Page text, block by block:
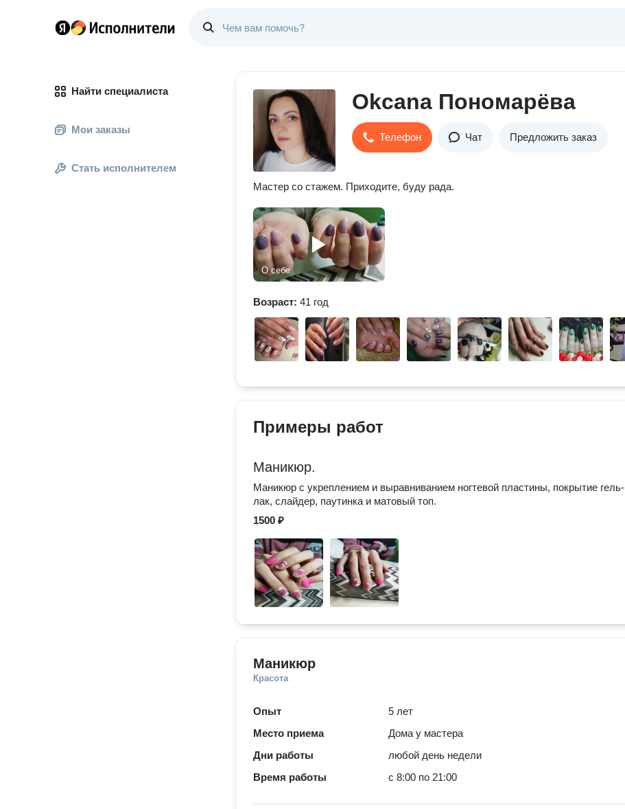
Найти специалиста
Мои заказы
Стать исполнителем
Okcana Пономарёва
Телефон Чат Предложить заказ
Мастер со стажем. Приходите, буду рада.
О себе
Возраст: 41 год
Примеры работ
Маникюр.
Маникюр с укреплением и выравниванием ногтевой пластины, покрытие гель-
лак, слайдер, паутинка и матовый топ.
1500 ₽
Маникюр
Красота
Опыт
5 лет
Место приема
Дома у мастера
Дни работы
любой день недели
Время работы
с 8:00 по 21:00